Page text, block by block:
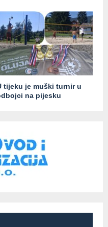
tijeku je muški turnir u
na pijesku